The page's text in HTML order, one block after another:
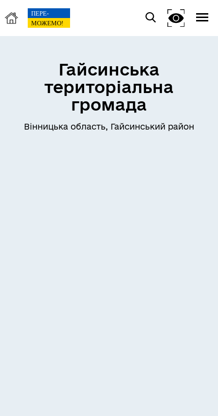
Гайсинська
територіальна
громада
Вінницька область, Гайсинський район